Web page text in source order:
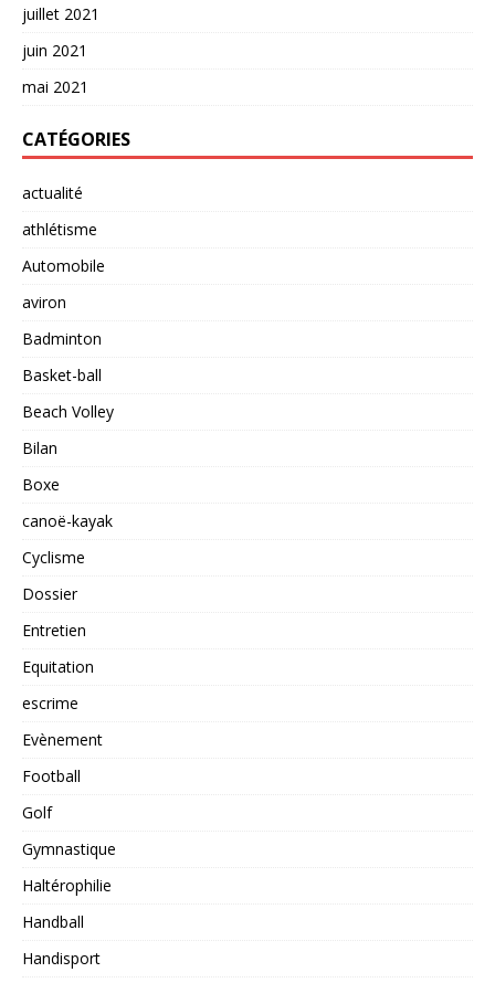
juillet 2021
juin 2021
mai 2021
CATÉGORIES
actualité
athlétisme
Automobile
aviron
Badminton
Basket-ball
Beach Volley
Bilan
Boxe
canoë-kayak
Cyclisme
Dossier
Entretien
Equitation
escrime
Evènement
Football
Golf
Gymnastique
Haltérophilie
Handball
Handisport